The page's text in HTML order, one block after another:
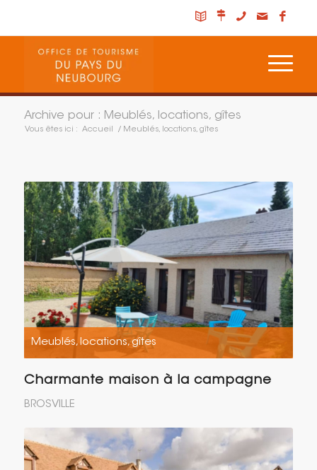
Archive pour : Meublés, locations, gîtes
Vous êtes ici : Accueil / Meublés, locations, gîtes
Meublés, locations, gîtes
Charmante maison à la campagne
BROSVILLE